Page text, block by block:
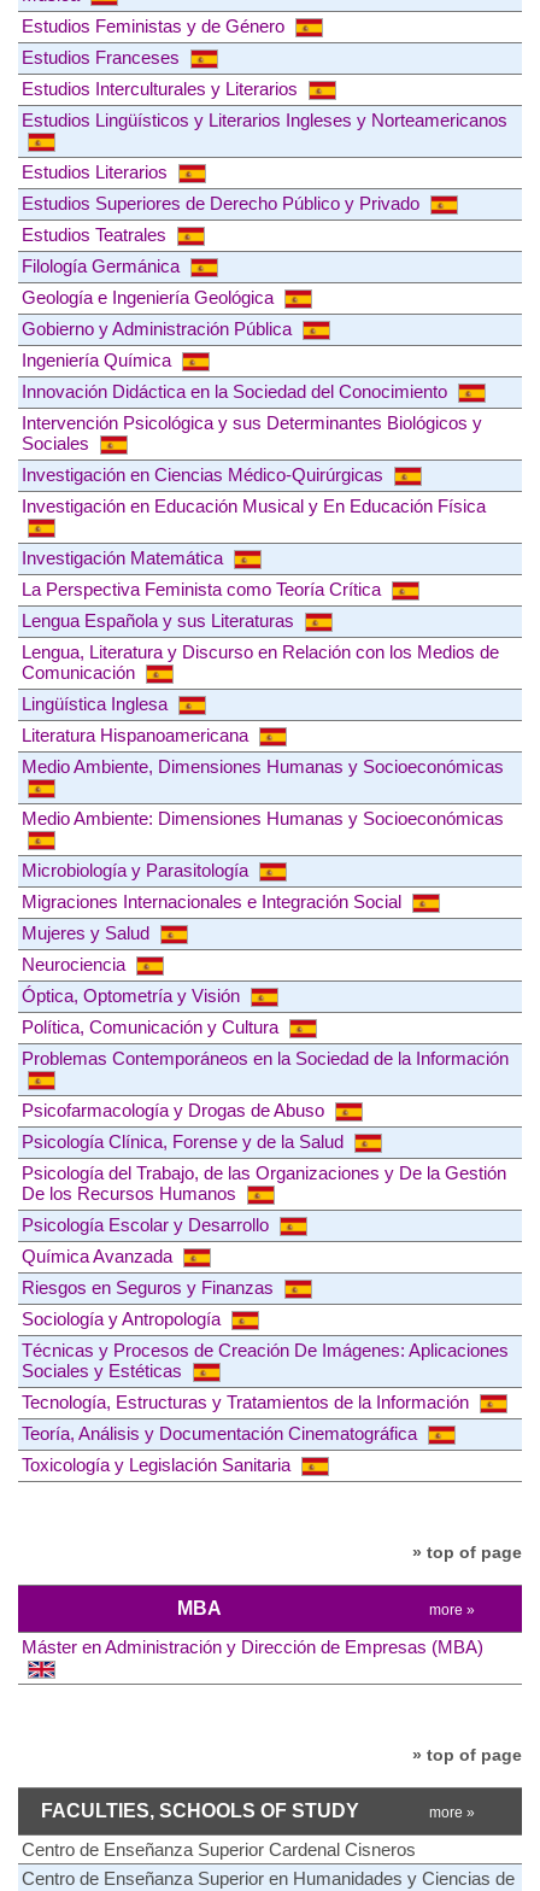
Estudios Feministas y de Género
Estudios Franceses
Estudios Interculturales y Literarios
Estudios Lingüísticos y Literarios Ingleses y Norteamericanos
Estudios Literarios
Estudios Superiores de Derecho Público y Privado
Estudios Teatrales
Filología Germánica
Geología e Ingeniería Geológica
Gobierno y Administración Pública
Ingeniería Química
Innovación Didáctica en la Sociedad del Conocimiento
Intervención Psicológica y sus Determinantes Biológicos y
Sociales
Investigación en Ciencias Médico-Quirúrgicas
Investigación en Educación Musical y En Educación Física
Investigación Matemática
La Perspectiva Feminista como Teoría Crítica
Lengua Española y sus Literaturas
Lengua, Literatura y Discurso en Relación con los Medios de
Comunicación
Lingüística Inglesa
Literatura Hispanoamericana
Medio Ambiente, Dimensiones Humanas y Socioeconómicas
Medio Ambiente: Dimensiones Humanas y Socioeconómicas
Microbiología y Parasitología
Migraciones Internacionales e Integración Social
Mujeres y Salud
Neurociencia
Óptica, Optometría y Visión
Política, Comunicación y Cultura
Problemas Contemporáneos en la Sociedad de la Información
Psicofarmacología y Drogas de Abuso
Psicología Clínica, Forense y de la Salud
Psicología del Trabajo, de las Organizaciones y De la Gestión
De los Recursos Humanos
Psicología Escolar y Desarrollo
Química Avanzada
Riesgos en Seguros y Finanzas
Sociología y Antropología
Técnicas y Procesos de Creación De Imágenes: Aplicaciones
Sociales y Estéticas
Tecnología, Estructuras y Tratamientos de la Información
Teoría, Análisis y Documentación Cinematográfica
Toxicología y Legislación Sanitaria
» top of page
MBA more »
Máster en Administración y Dirección de Empresas (MBA)
» top of page
FACULTIES, SCHOOLS OF STUDY more »
Centro de Enseñanza Superior Cardenal Cisneros
Centro de Enseñanza Superior en Humanidades y Ciencias de